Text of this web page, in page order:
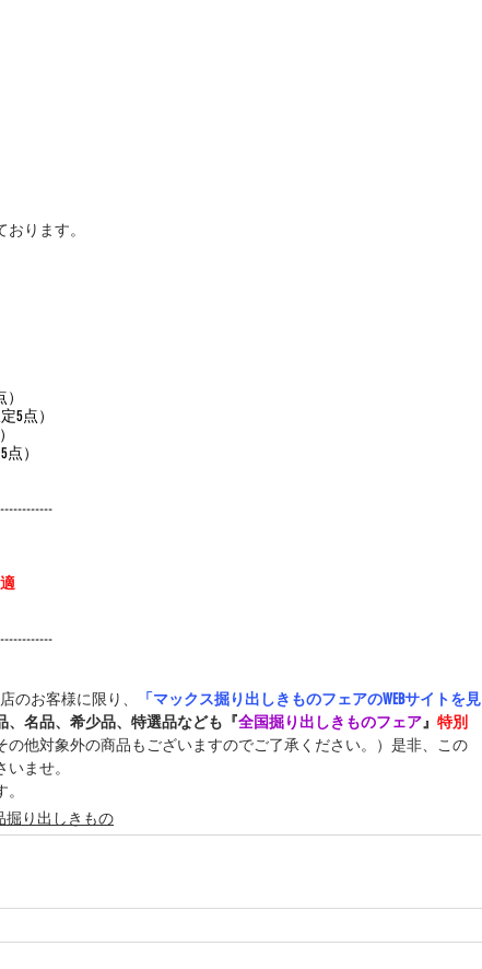
ります。
5点）
点）
のお客様に限り、
「マックス掘り出しきものフェアのWEBサイトを見
、名品、希少品、特選品なども『全国掘り出しきものフェア』 特別
他対象外の商品もございますのでご了承ください。）是非、この
ませ。
掘り出しきもの